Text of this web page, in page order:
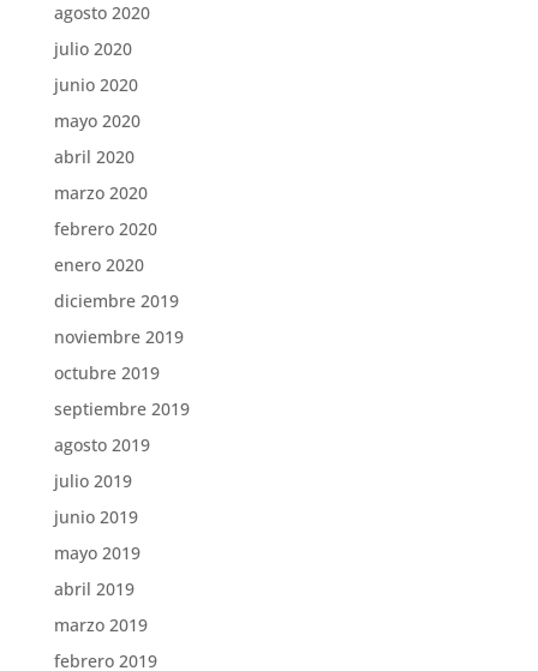
agosto 2020
julio 2020
junio 2020
mayo 2020
abril 2020
marzo 2020
febrero 2020
enero 2020
diciembre 2019
noviembre 2019
octubre 2019
septiembre 2019
agosto 2019
julio 2019
junio 2019
mayo 2019
abril 2019
marzo 2019
febrero 2019